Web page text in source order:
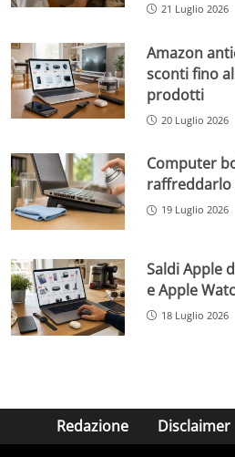
21 Luglio 2026
Amazon
sconti fino
prodotti
20 Luglio 2026
Computer
raffreddarlo
19 Luglio 2026
Saldi Apple
e Apple
18 Luglio 2026
Redazione Disclaimer